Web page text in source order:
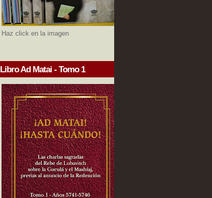
Haz click en la imagen
Libro Ad Matai - Tomo 1